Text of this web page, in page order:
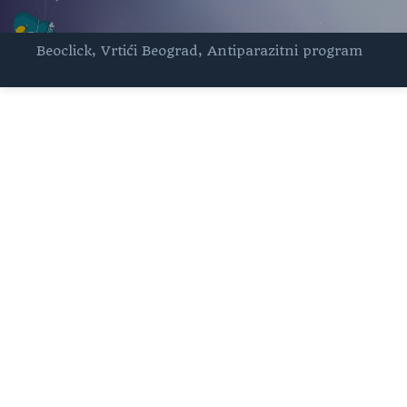
Beoclick, Vrtići Beograd, Antiparazitni program